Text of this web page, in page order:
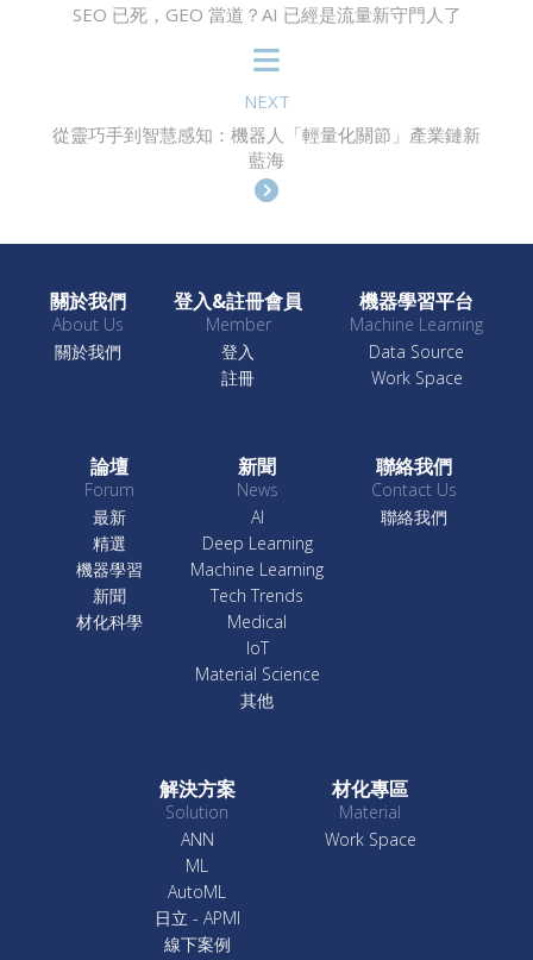
SEO 已死，GEO 當道？AI 已經是流量新守門人了
NEXT
從靈巧手到智慧感知：機器人「輕量化關節」產業鏈新
藍海
關於我們
About Us
關於我們
登入&註冊會員
Member
登入
註冊
機器學習平台
Machine Learning
Data Source
Work Space
論壇
Forum
最新
精選
機器學習
新聞
材化科學
新聞
News
AI
Deep Learning
Machine Learning
Tech Trends
Medical
IoT
Material Science
其他
聯絡我們
Contact Us
聯絡我們
解決方案
Solution
ANN
ML
AutoML
日立 - APMI
線下案例
材化專區
Material
Work Space